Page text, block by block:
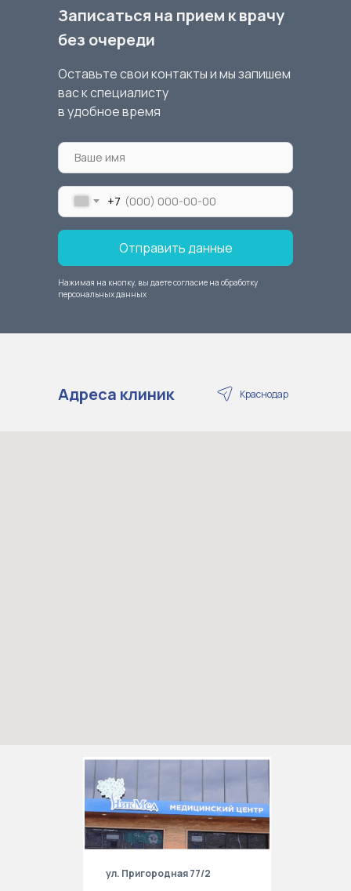
Записаться на прием к врачу
без очереди
Оставьте свои контакты и мы запишем
вас к специалисту
в удобное время
+7
Отправить данные
Нажимая на кнопку, вы даете согласие на обработку
персональных данных
Адреса клиник Краснодар
ул. Пригородная 77/2